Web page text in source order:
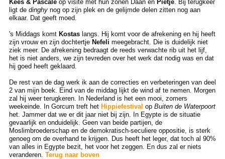
Kees & Pascaleop visite met hun zonen Daan en Pietje. Bij terugkeer
ligt de dinghynog op zijn plek en de gelijmde delen zitten nog aan
elkaar. Dat geeft moed.
's Middags komtKostaslangs. Hij komt voor de afrekening en hij heeft
zijn vrouw en zijn dochtertje Nefeli meegebracht. Die is duidelijk niet
ziek meer. De afrekening bedraagt de reeds verwachte rib uit het lijf,
het is niet anders, we zijn tevreden over het werk dat nodig was en dat
hij goed heeft geklaard.
De rest van de dag werk ik aan de correcties en verbeteringen van deel
2 van mijn boek. Eind van de middag lijkt de wind af te nemen. Morgen
zal hij weer terugkeren. In Nederland is het een mooi, zomers
weekeinde. In Gorcum treft het Hippiefestival op Buiten de Waterpoort
het. Jammer dat we er dit jaar niet bij zijn. In Egypte is de situatie
gevaarlijk en onduidelijk. Geen van beide partijen, de
Moslimbroederschap en de demokratisch-seculiere oppositie, is sterk
genoeg om de overhand te krijgen. Dus heeft het leger, dat toch al 90%
van alles in Egypte bezit, het voor het zeggen. En dus zal er niets
veranderen. Terug naar boven